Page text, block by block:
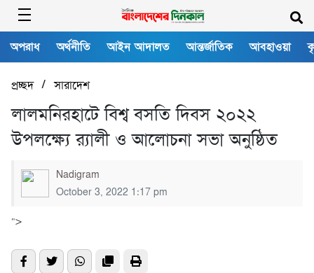
অপরাধ অর্থনীতি আইন আদালত আন্তর্জাতিক আবহাওয়া
প্রচ্ছদ/সারাদেশ
লালমনিরহাটে বিশ্ব বসতি দিবস ২০২২
উপলক্ষ্যে র‍্যালী ও আলোচনা সভা অনুষ্ঠিত
Nadigram
October 3, 2022 1:17 pm
">